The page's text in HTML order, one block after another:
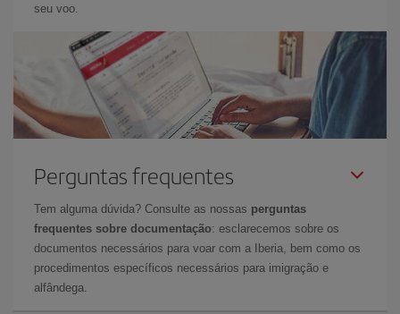
seu voo.
Perguntas frequentes
Tem alguma dúvida? Consulte as nossas perguntas
frequentes sobre documentação: esclarecemos sobre os
documentos necessários para voar com a Iberia, bem como os
procedimentos específicos necessários para imigração e
alfândega.